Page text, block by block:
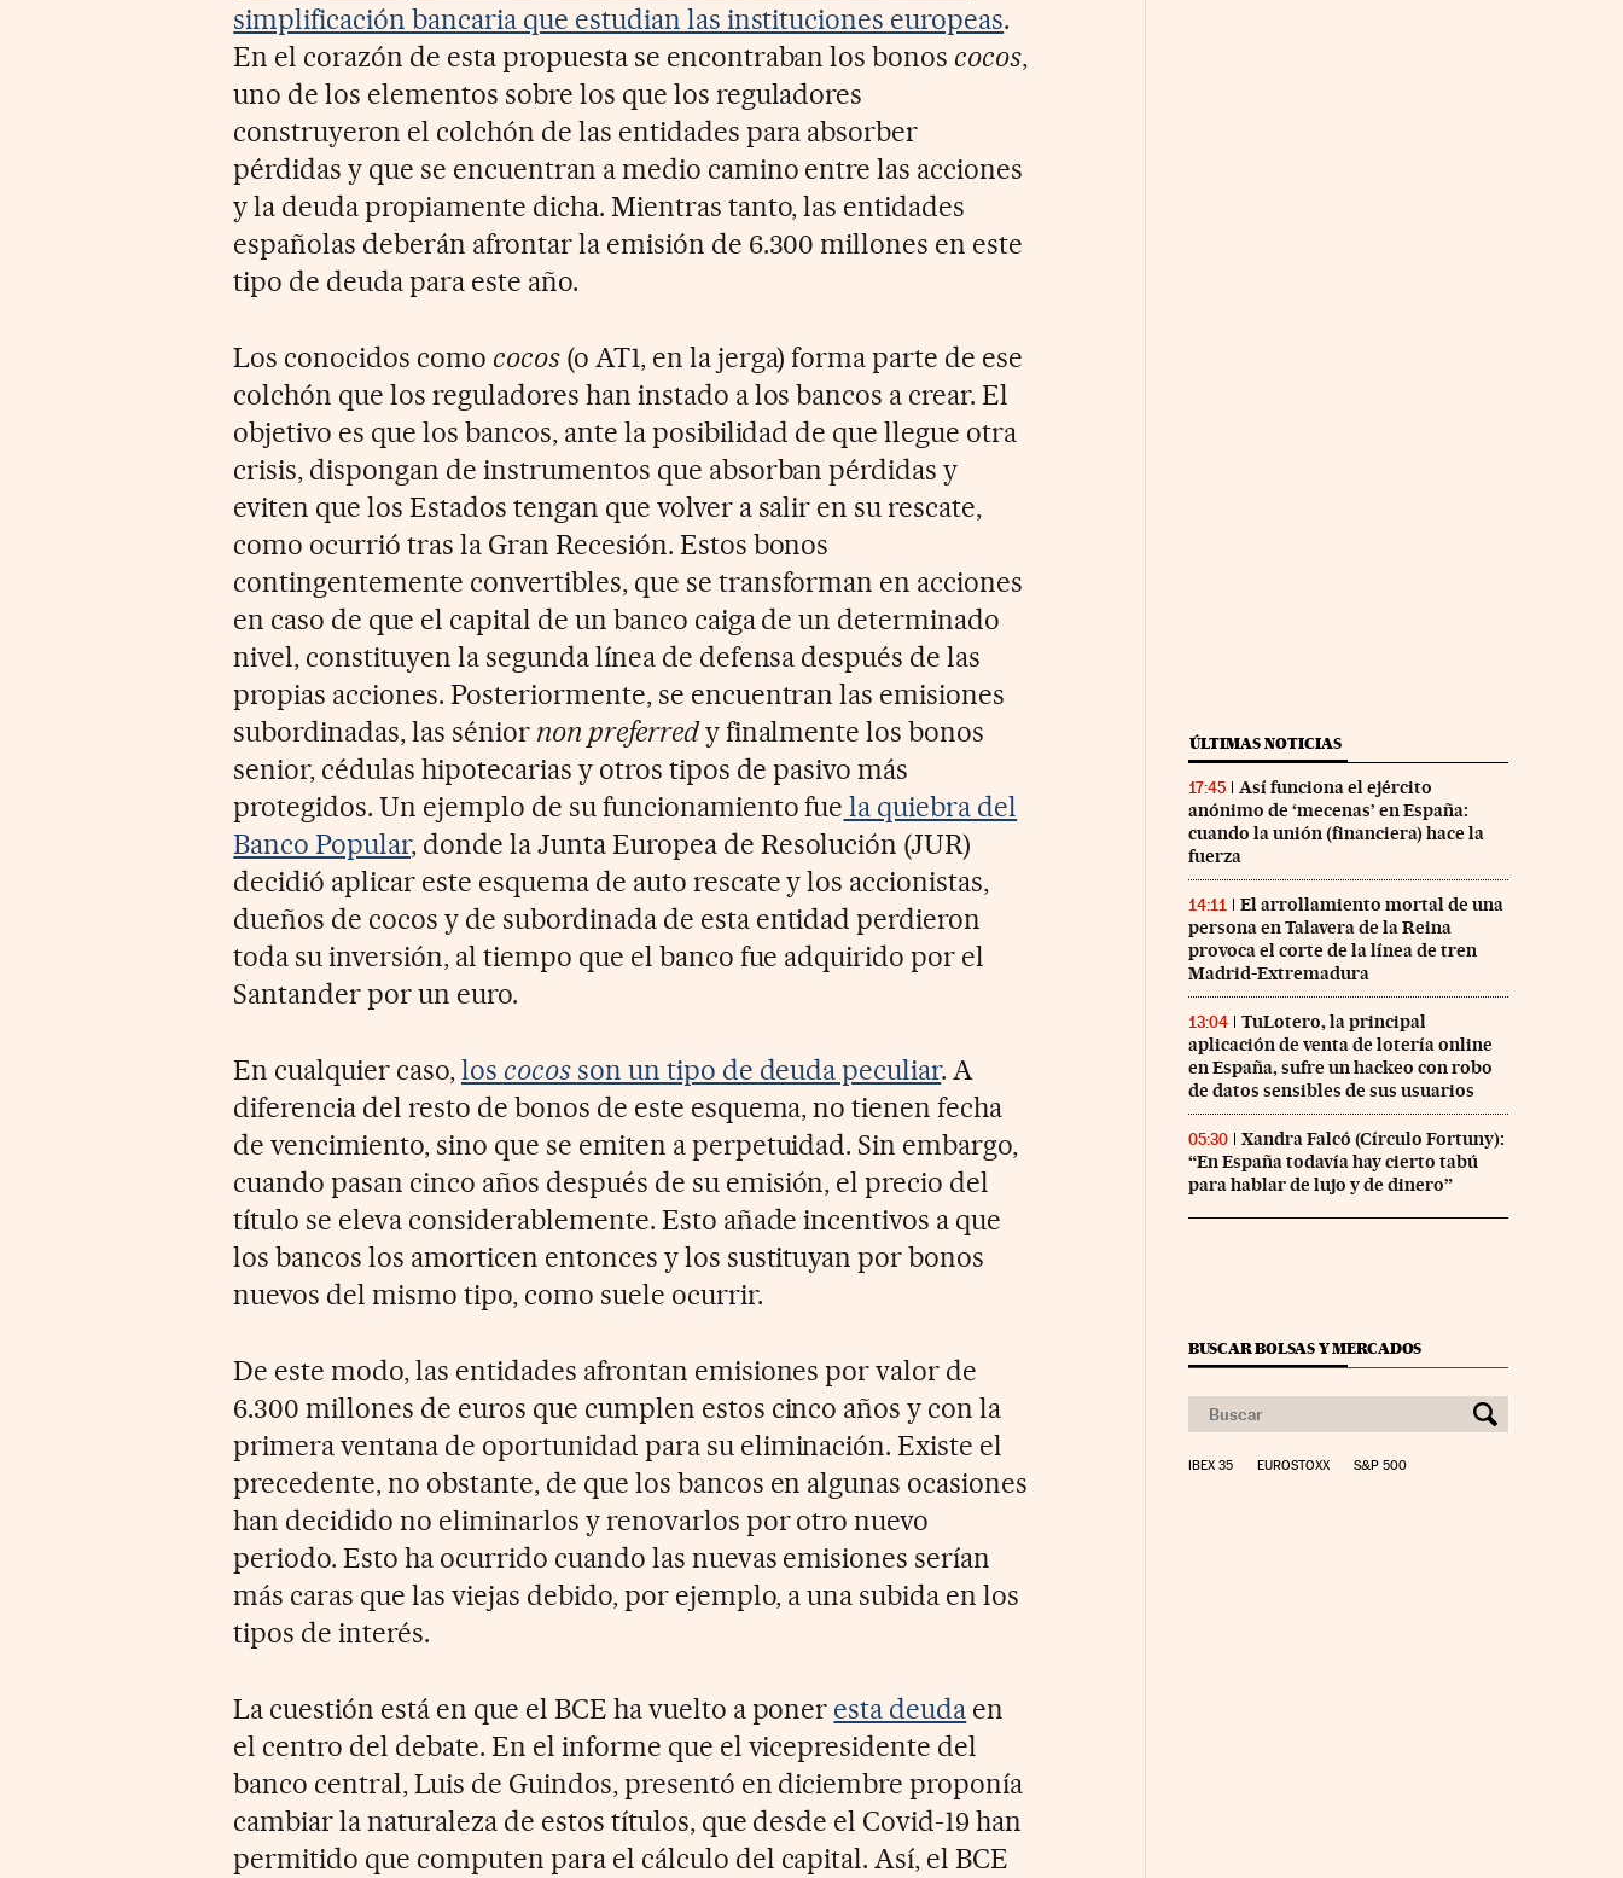
simplificación bancaria que estudian las instituciones europeas.
En el corazón de esta propuesta se encontraban los bonos cocos,
uno de los elementos sobre los que los reguladores
construyeron el colchón de las entidades para absorber
pérdidas y que se encuentran a medio camino entre las acciones
y la deuda propiamente dicha. Mientras tanto, las entidades
españolas deberán afrontar la emisión de 6.300 millones en este
tipo de deuda para este año.
Los conocidos como cocos (o AT1, en la jerga) forma parte de ese
colchón que los reguladores han instado a los bancos a crear. El
objetivo es que los bancos, ante la posibilidad de que llegue otra
crisis, dispongan de instrumentos que absorban pérdidas y
eviten que los Estados tengan que volver a salir en su rescate,
como ocurrió tras la Gran Recesión. Estos bonos
contingentemente convertibles, que se transforman en acciones
en caso de que el capital de un banco caiga de un determinado
nivel, constituyen la segunda línea de defensa después de las
propias acciones. Posteriormente, se encuentran las emisiones
subordinadas, las sénior non preferredy finalmente los bonos
senior, cédulas hipotecarias y otros tipos de pasivo más
protegidos. Un ejemplo de su funcionamiento fue la quiebra del
Banco Popular, donde la Junta Europea de Resolución (JUR)
decidió aplicar este esquema de auto rescate y los accionistas,
dueños de cocos y de subordinada de esta entidad perdieron
toda su inversión, al tiempo que el banco fue adquirido por el
Santander por un euro.
En cualquier caso, los cocos son un tipo de deuda peculiar. A
diferencia del resto de bonos de este esquema, no tienen fecha
de vencimiento, sino que se emiten a perpetuidad. Sin embargo,
cuando pasan cinco años después de su emisión, el precio del
título se eleva considerablemente. Esto añade incentivos a que
los bancos los amorticen entonces y los sustituyan por bonos
nuevos del mismo tipo, como suele ocurrir.
De este modo, las entidades afrontan emisiones por valor de
6.300 millones de euros que cumplen estos cinco años y con la
primera ventana de oportunidad para su eliminación. Existe el
precedente, no obstante, de que los bancos en algunas ocasiones
han decidido no eliminarlos y renovarlos por otro nuevo
periodo. Esto ha ocurrido cuando las nuevas emisiones serían
más caras que las viejas debido, por ejemplo, a una subida en los
tipos de interés.
La cuestión está en que el BCE ha vuelto a poner esta deuda en
el centro del debate. En el informe que el vicepresidente del
banco central, Luis de Guindos, presentó en diciembre proponía
cambiar la naturaleza de estos títulos, que desde el Covid-19 han
permitido que computen para el cálculo del capital. Así, el BCE
ÚLTIMAS NOTICIAS
17:45
Así funciona el ejército
anónimo de ‘mecenas’ en España:
cuando la unión (financiera) hace la
fuerza
14:11
El arrollamiento mortal de una
persona en Talavera de la Reina
provoca el corte de la línea de tren
Madrid-Extremadura
13:04
TuLotero, la principal
aplicación de venta de lotería online
en España, sufre un hackeo con robo
de datos sensibles de sus usuarios
05:30
Xandra Falcó (Círculo Fortuny):
“En España todavía hay cierto tabú
para hablar de lujo y de dinero”
BUSCAR BOLSAS Y MERCADOS
IBEX 35 EUROSTOXX S&P 500